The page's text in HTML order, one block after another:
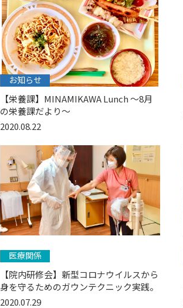
お知らせ
【栄養課】MINAMIKAWA Lunch 〜8月
の栄養課だより〜
2020.08.22
医療関係
【院内研修会】新型コロナウイルスから
身を守るためのガウンテクニック実践。
2020.07.29